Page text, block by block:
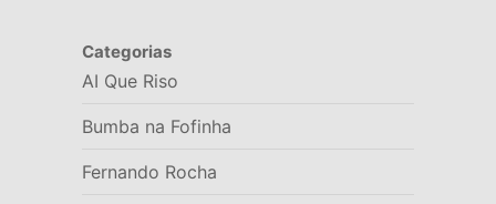
Categorias
AI Que Riso
Bumba na Fofinha
Fernando Rocha